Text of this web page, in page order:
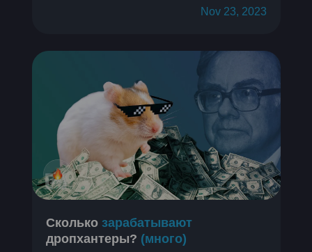
Nov 23, 2023
Сколько зарабатывают
дропхантеры? (много)